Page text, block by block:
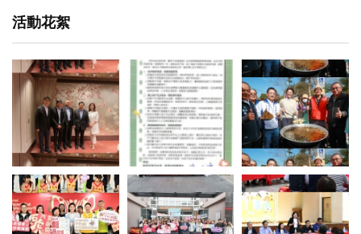
活動花絮